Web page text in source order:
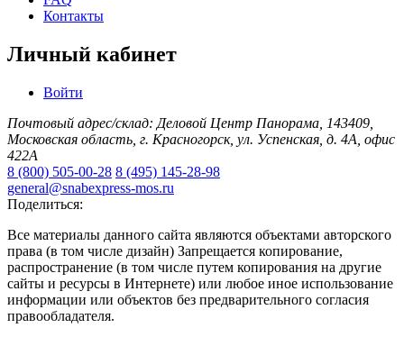
Контакты
Личный кабинет
Войти
Почтовый адрес/склад: Деловой Центр Панорама, 143409,
Московская область, г. Красногорск, ул. Успенская, д. 4А, офис
422А
8 (800) 505-00-28 8 (495) 145-28-98
general@snabexpress-mos.ru
Поделиться:
Все материалы данного сайта являются объектами авторского
права (в том числе дизайн) Запрещается копирование,
распространение (в том числе путем копирования на другие
сайты и ресурсы в Интернете) или любое иное использование
информации или объектов без предварительного согласия
правообладателя.